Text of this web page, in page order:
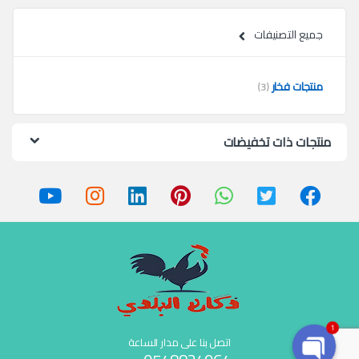
جميع التصنيفات
منتجات فخار(3)
منتجات ذات تخفيضات
اتصل بنا على مدار الساعة
1